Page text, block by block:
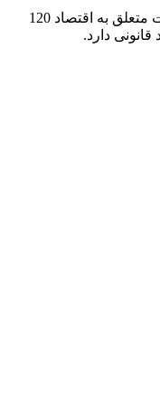
تمامی حقوق مادی و معنوی این وب سایت متعلق به اقتصاد 120
دارد.